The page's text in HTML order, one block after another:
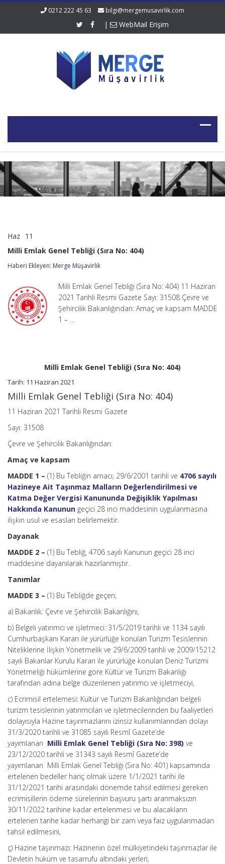
0212 222 45 63 bilgi@mergemusavirlik.com
| WebMail Erişim
Haz 11
Genel
Tebliği
(Sıra
için
Milli Emlak Genel Tebliği (Sıra No: 404)
Haberi Ekleyen: Merge Müşavirlik
Milli Emlak Genel Tebliği (Sıra No: 404) 11 Haziran
2021 Tarihli Resmi Gazete Sayı: 31508 Çevre ve
Şehircilik Bakanlığından: Amaç ve kapsam MADDE
1 – …
Milli Emlak Genel Tebliği (Sıra No: 404)
Tarih: 11 Haziran 2021
Milli Emlak Genel Tebliği (Sıra No: 404)
11 Haziran 2021 Tarihli Resmi Gazete
Sayı: 31508
Çevre ve Şehircilik Bakanlığından:
Amaç ve kapsam
MADDE 1 – (1) Bu Tebliğin amacı; 29/6/2001 tarihli ve 4706 sayılı
Hazineye Ait Taşınmaz Malların Değerlendirilmesi ve
Katma Değer Vergisi Kanununda Değişiklik Yapılması
Hakkında Kanunun geçici 28 inci maddesinin uygulanmasına
ilişkin usul ve esasları belirlemektir.
Dayanak
MADDE 2 – (1) Bu Tebliğ, 4706 sayılı Kanunun geçici 28 inci
maddesine dayanılarak hazırlanmıştır.
Tanımlar
MADDE 3 – (1) Bu Tebliğde geçen;
a) Bakanlık: Çevre ve Şehircilik Bakanlığını,
b) Belgeli yatırımcı ve işletmeci: 31/5/2019 tarihli ve 1134 sayılı
Cumhurbaşkanı Kararı ile yürürlüğe konulan Turizm Tesislerinin
Niteliklerine İlişkin Yönetmelik ve 29/6/2009 tarihli ve 2009/15212
sayılı Bakanlar Kurulu Kararı ile yürürlüğe konulan Deniz Turizmi
Yönetmeliği hükümlerine göre Kültür ve Turizm Bakanlığı
tarafından adına belge düzenlenen yatırımcı ve işletmeciyi,
c) Ecrimisil ertelemesi: Kültür ve Turizm Bakanlığından belgeli
turizm tesislerinin yatırımcıları ve işletmecilerinden bu faaliyetleri
dolayısıyla Hazine taşınmazlarını izinsiz kullanımlarından dolayı
31/3/2020 tarihli ve 31085 sayılı Resmî Gazete’de
yayımlanan Milli Emlak Genel Tebliği (Sıra No: 398) ve
23/12/2020 tarihli ve 31343 sayılı Resmî Gazete’de
yayımlanan Milli Emlak Genel Tebliği (Sıra No: 401) kapsamında
ertelenen bedeller hariç olmak üzere 1/1/2021 tarihi ile
31/12/2021 tarihi arasındaki dönemde tahsil edilmesi gereken
ecrimisillerin ödeme sürelerinin başvuru şartı aranmaksızın
30/11/2022 tarihine kadar ertelenmesi ve bu alacakların
ertelenen tarihe kadar herhangi bir zam veya faiz uygulanmadan
tahsil edilmesini,
ç) Hazine taşınmazı: Hazinenin özel mülkiyetindeki taşınmazlar ile
Devletin hüküm ve tasarrufu altındaki yerleri,